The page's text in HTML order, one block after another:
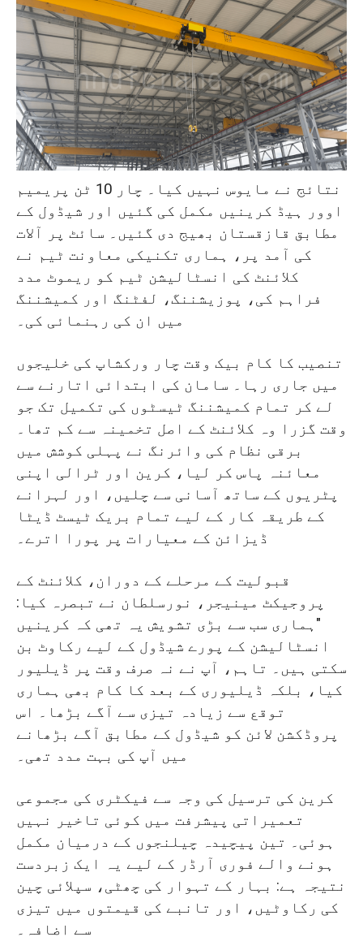
نتائج نے مایوس نہیں کیا۔ چار 10 ٹن پریمیم
اوور ہیڈ کرینیں مکمل کی گئیں اور شیڈول کے
مطابق قازقستان بھیج دی گئیں۔ سائٹ پر آلات
کی آمد پر، ہماری تکنیکی معاونت ٹیم نے
کلائنٹ کی انسٹالیشن ٹیم کو ریموٹ مدد
فراہم کی، پوزیشننگ، لفٹنگ اور کمیشننگ
میں ان کی رہنمائی کی۔
تنصیب کا کام بیک وقت چار ورکشاپ کی خلیجوں
میں جاری رہا۔ سامان کی ابتدائی اتارنے سے
لے کر تمام کمیشننگ ٹیسٹوں کی تکمیل تک جو
وقت گزرا وہ کلائنٹ کے اصل تخمینہ سے کم تھا۔
برقی نظام کی وائرنگ نے پہلی کوشش میں
معائنہ پاس کر لیا، کرین اور ٹرالی اپنی
پٹریوں کے ساتھ آسانی سے چلیں، اور لہرانے
کے طریقہ کار کے لیے تمام بریک ٹیسٹ ڈیٹا
ڈیزائن کے معیارات پر پورا اترے۔
قبولیت کے مرحلے کے دوران، کلائنٹ کے
پروجیکٹ مینیجر، نورسلطان نے تبصرہ کیا:
"ہماری سب سے بڑی تشویش یہ تھی کہ کرینیں
انسٹالیشن کے پورے شیڈول کے لیے رکاوٹ بن
سکتی ہیں۔ تاہم، آپ نے نہ صرف وقت پر ڈیلیور
کیا، بلکہ ڈیلیوری کے بعد کا کام بھی ہماری
توقع سے زیادہ تیزی سے آگے بڑھا۔ اس
پروڈکشن لائن کو شیڈول کے مطابق آگے بڑھانے
میں آپ کی بہت مدد تھی۔
کرین کی ترسیل کی وجہ سے فیکٹری کی مجموعی
تعمیراتی پیشرفت میں کوئی تاخیر نہیں
ہوئی۔ تین پیچیدہ چیلنجوں کے درمیان مکمل
ہونے والے فوری آرڈر کے لیے یہ ایک زبردست
نتیجہ ہے: بہار کے تہوار کی چھٹی، سپلائی چین
کی رکاوٹیں، اور تانبے کی قیمتوں میں تیزی
سے اضافہ۔